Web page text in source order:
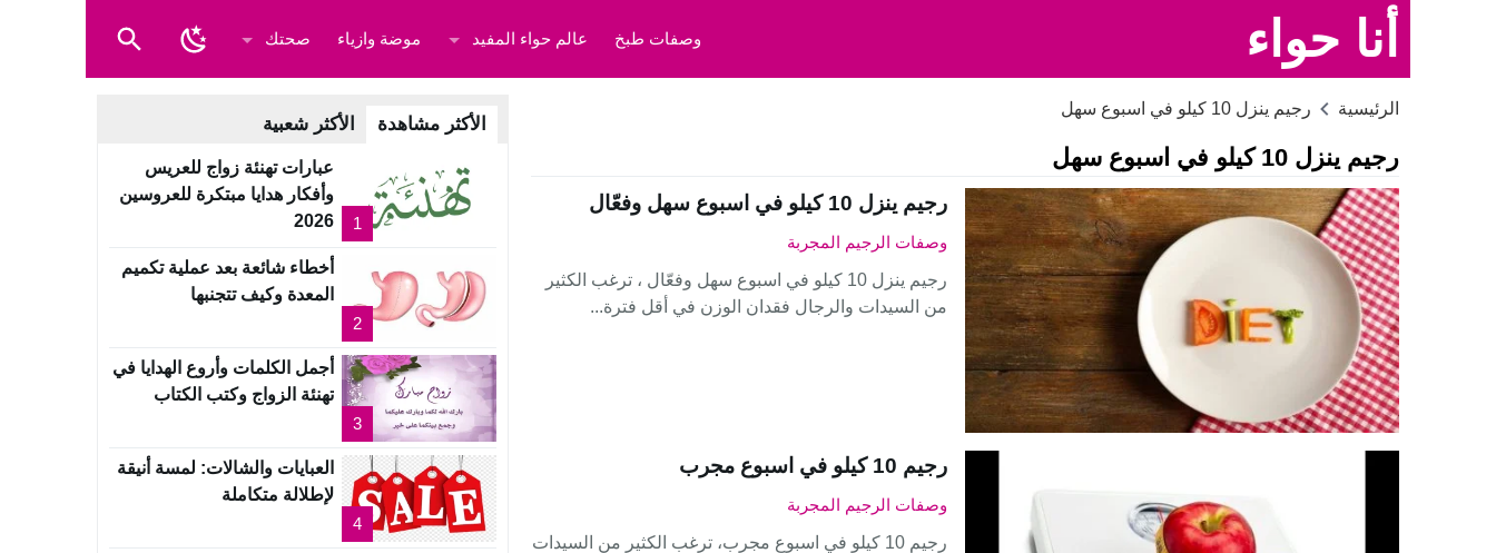
أنا حواء وصفات طبخ عالم حواء المفيد موضة وازياء صحتك
الرئيسية رجيم ينزل 10 كيلو في اسبوع سهل
رجيم ينزل 10 كيلو في اسبوع سهل
رجيم ينزل 10 كيلو في اسبوع سهل وفعّال
وصفات الرجيم المجربة
رجيم ينزل 10 كيلو في اسبوع سهل وفعّال ، ترغب الكثير
من السيدات والرجال فقدان الوزن في أقل فترة...
رجيم 10 كيلو في اسبوع مجرب
وصفات الرجيم المجربة
رجيم 10 كيلو في اسبوع مجرب، ترغب الكثير من السيدات
الأكثر مشاهدة الأكثر شعبية
1
عبارات تهنئة زواج للعريس
وأفكار هدايا مبتكرة للعروسين
2026
2
أخطاء شائعة بعد عملية تكميم
المعدة وكيف تتجنبها
3
أجمل الكلمات وأروع الهدايا في
تهنئة الزواج وكتب الكتاب
4
العبايات والشالات: لمسة أنيقة
لإطلالة متكاملة